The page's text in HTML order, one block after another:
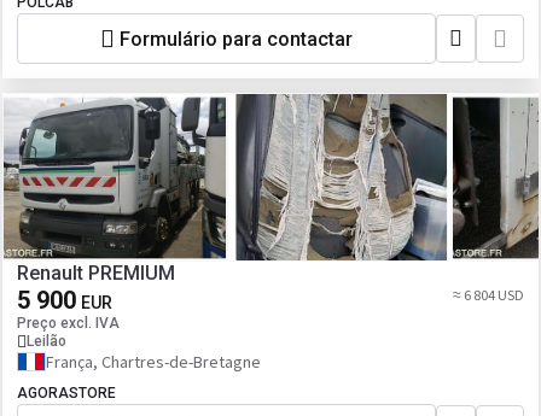
Formulário para contactar
Renault PREMIUM
5 900 EUR
Preço excl. IVA
Leilão
≈ 6 804 USD
França, Chartres-de-Bretagne
AGORASTORE